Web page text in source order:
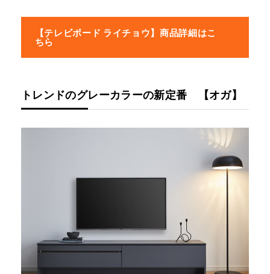
【テレビボード ライチョウ】商品詳細はこ
ちら
トレンドのグレーカラーの新定番 【オガ】